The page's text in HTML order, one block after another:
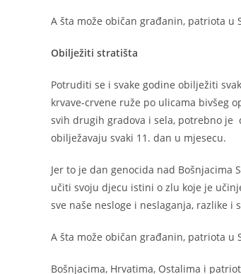
A šta može običan građanin, patriota u
Obilježiti stratišta
Potruditi se i svake godine obilježiti
krvave-crvene ruže po ulicama bivšeg
svih drugih gradova i sela, potrebno je
obilježavaju svaki 11. dan u mjesecu.
Jer to je dan genocida nad
učiti svoju djecu istini o zlu koje je
sve naše nesloge i neslaganja, razlike i
A šta može običan građanin, patriota u
Bošnjacima, Hrvatima, Ostalima i